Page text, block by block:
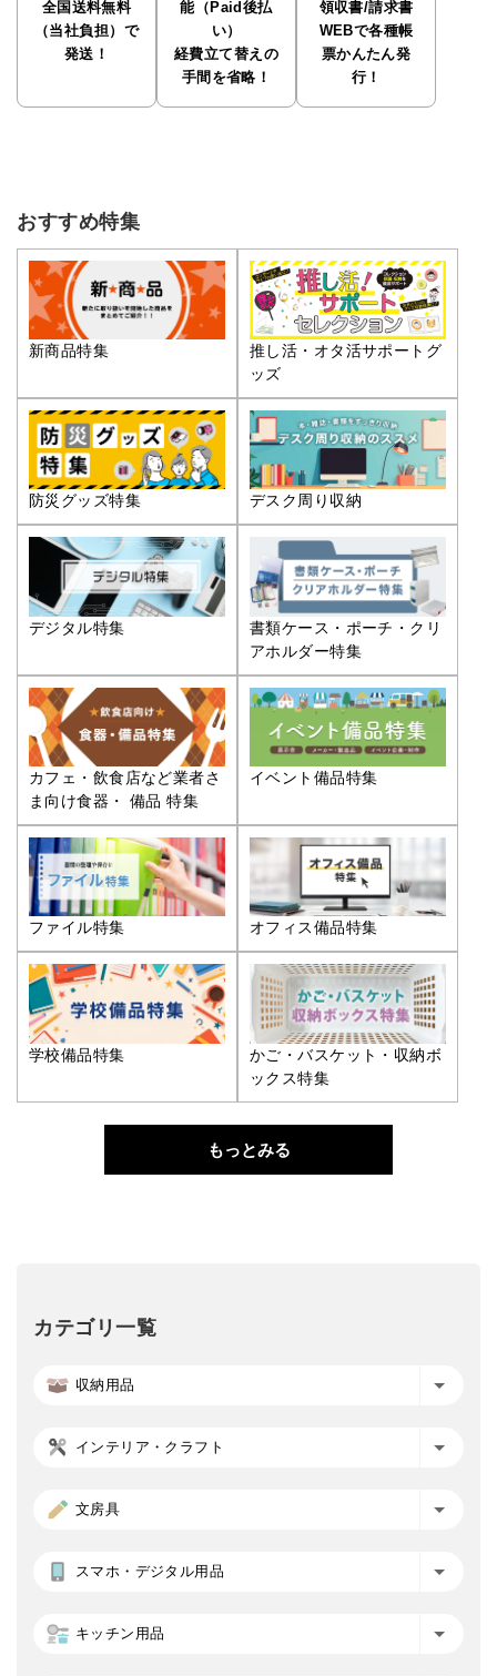
全国送料無料
（当社負担）で
発送！
能（Paid後払
い）
経費立て替えの
手間を省略！
領収書/請求書
WEBで各種帳
票かんたん発
行！
おすすめ特集
新商品特集
推し活・オタ活サポートグ
ッズ
防災グッズ特集 デスク周り収納
デジタル特集
書類ケース・ポーチ・クリ
アホルダー特集
カフェ・飲食店など業者さ
ま向け食器・ 備品 特集
イベント備品特集
ファイル特集 オフィス備品特集
学校備品特集
かご・バスケット・収納ボ
ックス特集
もっとみる
カテゴリ一覧
収納用品
インテリア・クラフト
文房具
スマホ・デジタル用品
キッチン用品